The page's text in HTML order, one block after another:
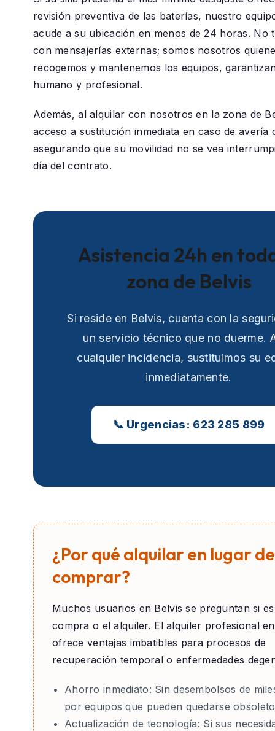
revisión preventiva de las baterías, nuestro
acude a su ubicación en menos de 24 horas. No
con mensajerías externas; somos nosotros
recogemos y mantenemos los equipos,
humano y profesional.
Además, al alquilar con nosotros en la zona de
acceso a sustitución inmediata en caso de avería
asegurando que su movilidad no se vea
día del contrato.
Asistencia 24h en
zona de Belvis
Si reside en Belvis, cuenta con la
un servicio técnico que no duerme.
cualquier incidencia, sustituimos su
inmediatamente.
📞 Urgencias: 623 285 899
¿Por qué alquilar en lugar de
comprar?
Muchos usuarios en Belvis se preguntan si
compra o el alquiler. El alquiler profesional
ofrece ventajas imbatibles para procesos de
recuperación temporal o enfermedades
Ahorro inmediato: Sin desembolsos de
por equipos que pueden quedarse
Actualización de tecnología: Si sus